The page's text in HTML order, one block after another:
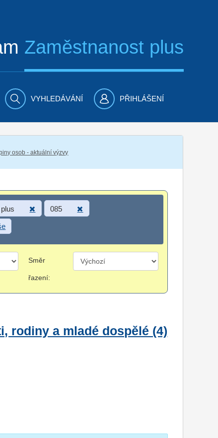
Zaměstnanost plus
VYHLEDÁVÁNÍ PŘIHLÁŠENÍ
osob - aktuální výzvy
085
Směr
řazení:
rodiny a mladé dospělé (4)